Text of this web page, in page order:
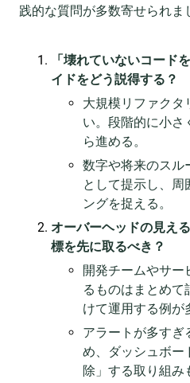
践的な質問が多数寄せられま
「壊れていないコード
イドをどう説得する？
大規模リファクタ
い。段階的に小さ
ら進める。
数字や将来のスル
として提示し、周
ングを捉える。
オーバーヘッドの見え
標を先に取るべき？
開発チームやサー
るものはまとめて
けて運用する例が
アラートが多すぎ
め、ダッシュボー
除」する取り組み